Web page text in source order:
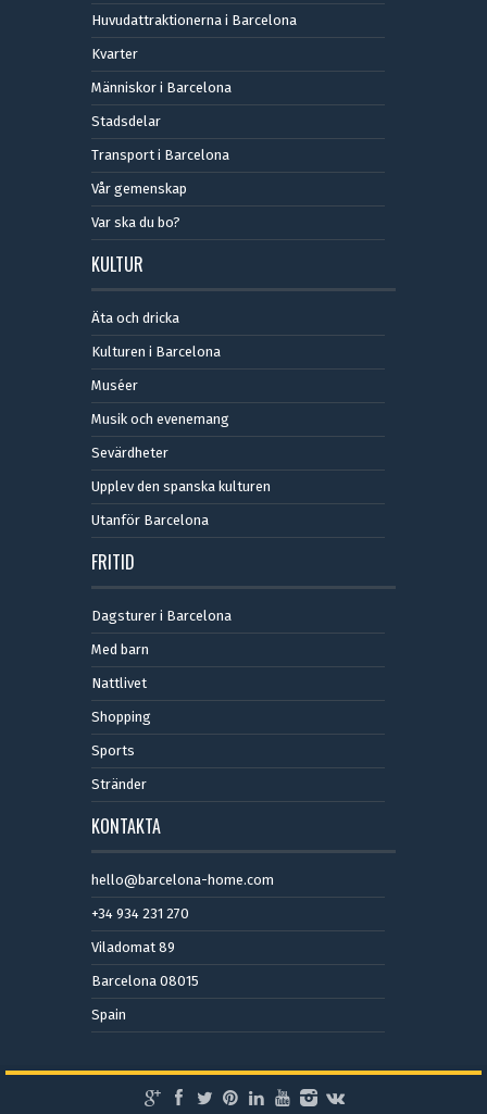
Huvudattraktionerna i Barcelona
Kvarter
Människor i Barcelona
Stadsdelar
Transport i Barcelona
Vår gemenskap
Var ska du bo?
KULTUR
Äta och dricka
Kulturen i Barcelona
Muséer
Musik och evenemang
Sevärdheter
Upplev den spanska kulturen
Utanför Barcelona
FRITID
Dagsturer i Barcelona
Med barn
Nattlivet
Shopping
Sports
Stränder
KONTAKTA
hello@barcelona-home.com
+34 934 231 270
Viladomat 89
Barcelona 08015
Spain